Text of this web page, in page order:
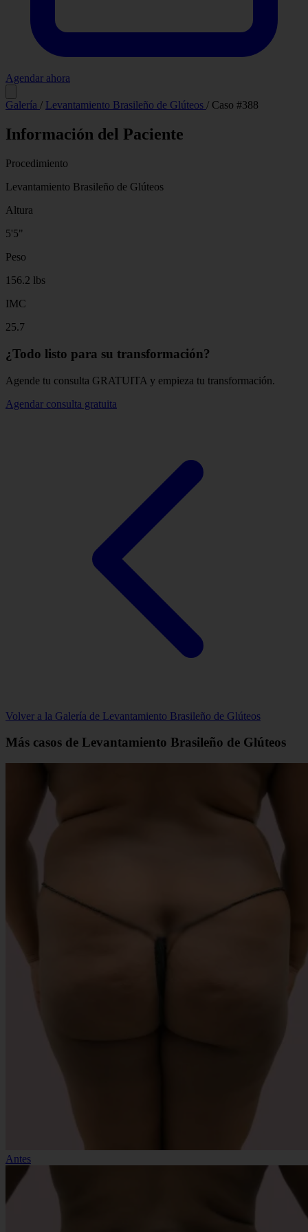
Agendar ahora
Galería / Levantamiento Brasileño de Glúteos / Caso #388
Información del Paciente
Procedimiento
Levantamiento Brasileño de Glúteos
Altura
5'5"
Peso
156.2 lbs
IMC
25.7
¿Todo listo para su transformación?
Agende tu consulta GRATUITA y empieza tu transformación.
Agendar consulta gratuita
Volver a la Galería de Levantamiento Brasileño de Glúteos
Más casos de Levantamiento Brasileño de Glúteos
Antes